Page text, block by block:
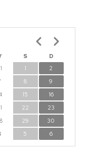
S
D
1
2
8
9
15
16
22
23
29
30
5 6
Paginación